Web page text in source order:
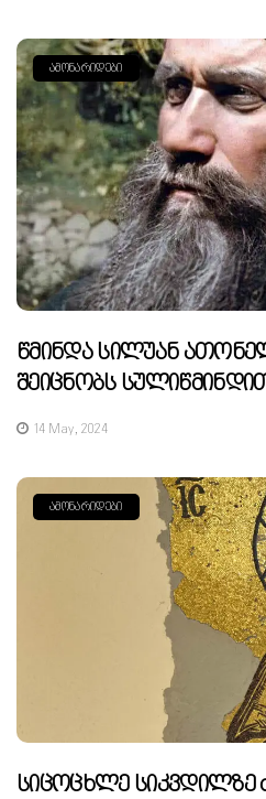
ᲐᲛᲝᲜᲐᲠᲘᲓᲔᲑᲘ
Წმინდა Სილუან
Შეიცნობს
14 May, 2024
ᲐᲛᲝᲜᲐᲠᲘᲓᲔᲑᲘ
Სიცოცხლე Სიკვდილზე